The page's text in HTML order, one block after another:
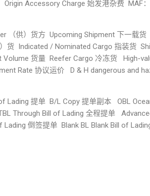
Origin Accessory Charge 始发港杂费 MAF
（供）货方 Upcoming Shipment 下一载货
货 Indicated / Nominated Cargo 指装货
货量 Reefer Cargo 冷冻货 High-
Rate 协议运价 D & H dangerous and
Lading 提单 B/L Copy 提单副本 OBL
Through Bill of Lading 全程提单
倒签提单 Blank BL Blank Bill of